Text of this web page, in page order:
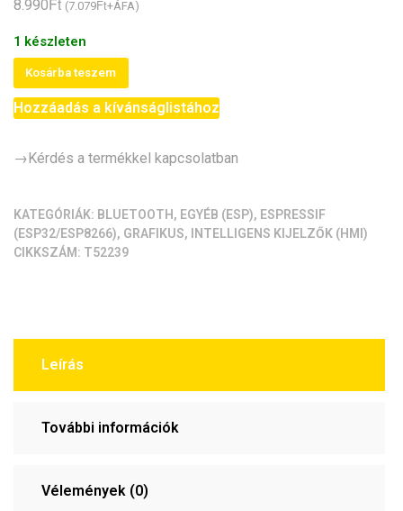
8.990 (7.079Ft+ÁFA)
1 készleten
ESP32-
C3
LVGL
Board
akku,
tok)
[MiniTV]
Kosárba teszem
Hozzáadás a kívánságlistához
→Kérdés a termékkel kapcsolatban
KATEGÓRIÁK: BLUETOOTH , EGYÉB (ESP), ESPRESSIF
(ESP32/ESP8266), GRAFIKUS,
INTELLIGENS KIJELZŐK (HMI)
CIKKSZÁM: T52239
Leírás
További információk
Vélemények (0)